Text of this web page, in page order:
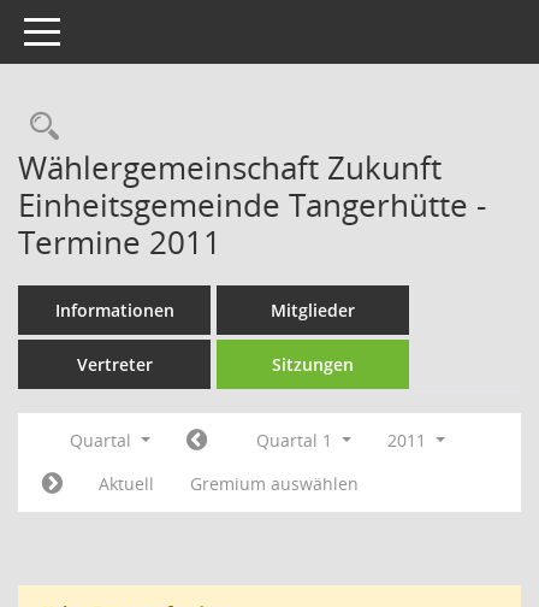
Toggle navigation
Rechercheauswahl
Wählergemeinschaft Zukunft
Einheitsgemeinde Tangerhütte -
Termine 2011
Informationen Mitglieder
Vertreter Sitzungen
Quartal Quartal 1
2011
Aktuell
Gremium auswählen